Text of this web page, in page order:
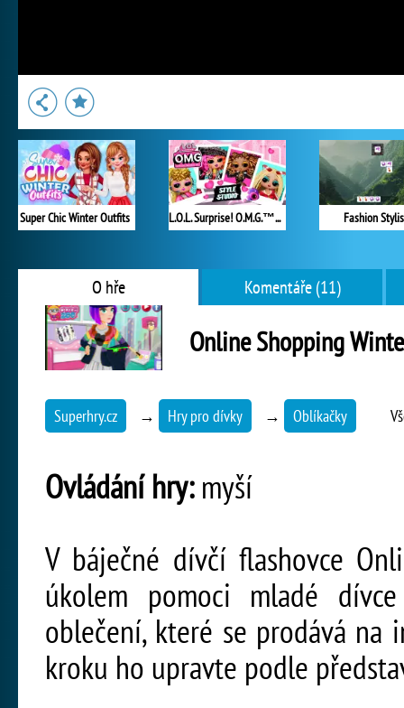
Super Chic Winter Outfits L.O.L. Surprise! O.M.G.™ Style Studio Fashion
O hře Komentáře (11)
Online Shopping
Superhry.cz → Hry pro dívky → Oblíkačky
Ovládání hry:myší
V báječné dívčí flashovce
úkolem pomoci mladé
oblečení, které se prodává na
kroku ho upravte podle